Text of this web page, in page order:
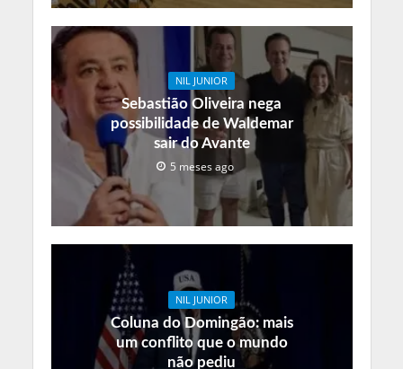
NIL JUNIOR
Sebastião Oliveira nega
possibilidade de Waldemar
sair do Avante
5 meses ago
NIL JUNIOR
Coluna do Domingão: mais
um conflito que o mundo
não pediu